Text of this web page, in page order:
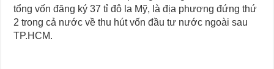
tổng vốn đăng ký 37 tỉ đô la Mỹ, là địa phương đứng thứ
2 trong cả nước về thu hút vốn đầu tư nước ngoài sau
TP.HCM.